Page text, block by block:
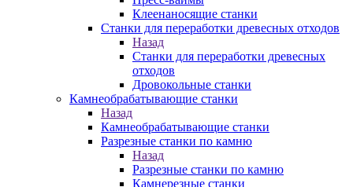
Клеенаносящие станки
Станки для переработки древесных отходов
Назад
Станки для переработки древесных
отходов
Дровокольные станки
Камнеобрабатывающие станки
Назад
Камнеобрабатывающие станки
Разрезные станки по камню
Назад
Разрезные станки по камню
Камнерезные станки